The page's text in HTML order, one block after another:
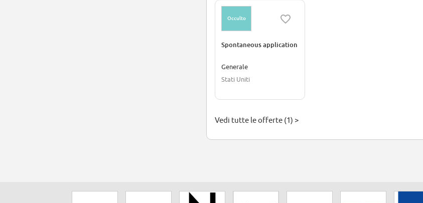
Occulto
Spontaneous application
Generale
Stati Uniti
Vedi tutte le offerte (1) >